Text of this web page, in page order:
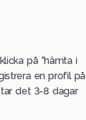
på ”hämta i
en profil på
det 3-8 dagar